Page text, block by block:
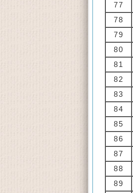
77
78
79
80
81
82
83
84
85
86
87
88
89